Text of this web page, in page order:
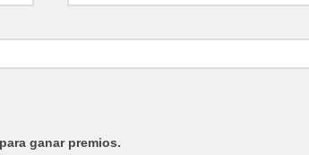
ganar premios.